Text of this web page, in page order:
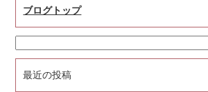
ブログトップ
最近の投稿